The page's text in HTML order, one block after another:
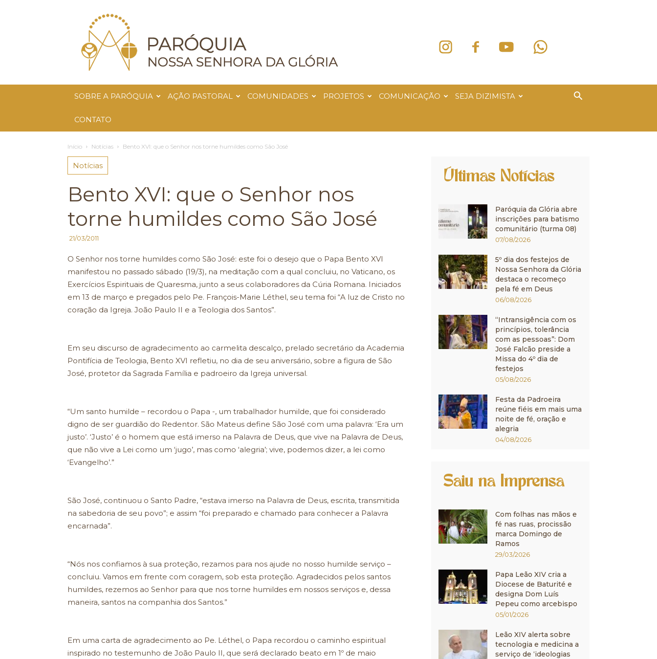
Paróquia
Nossa
Senhora
da
Glória
SOBRE A PARÓQUIA AÇÃO PASTORAL COMUNIDADES PROJETOS COMUNICAÇÃO SEJA DIZIMISTA
CONTATO
Início Notícias Bento XVI: que o Senhor nos torne humildes como São José
Notícias
Bento XVI: que o Senhor nos
torne humildes como São José
21/03/2011
O Senhor nos torne humildes como São José: este foi o desejo que o Papa Bento XVI
manifestou no passado sábado (19/3), na meditação com a qual concluiu, no Vaticano, os
Exercícios Espirituais de Quaresma, junto a seus colaboradores da Cúria Romana. Iniciados
em 13 de março e pregados pelo Pe. François-Marie Léthel, seu tema foi “A luz de Cristo no
coração da Igreja. João Paulo II e a Teologia dos Santos”.
Em seu discurso de agradecimento ao carmelita descalço, prelado secretário da Academia
Pontifícia de Teologia, Bento XVI refletiu, no dia de seu aniversário, sobre a figura de São
José, protetor da Sagrada Família e padroeiro da Igreja universal.
“Um santo humilde – recordou o Papa -, um trabalhador humilde, que foi considerado
digno de ser guardião do Redentor. São Mateus define São José com uma palavra: ‘Era um
justo’. ‘Justo’ é o homem que está imerso na Palavra de Deus, que vive na Palavra de Deus,
que não vive a Lei como um ‘jugo’, mas como ‘alegria’; vive, podemos dizer, a lei como
‘Evangelho’.”
São José, continuou o Santo Padre, “estava imerso na Palavra de Deus, escrita, transmitida
na sabedoria de seu povo”; e assim “foi preparado e chamado para conhecer a Palavra
encarnada”.
“Nós nos confiamos à sua proteção, rezamos para nos ajude no nosso humilde serviço –
concluiu. Vamos em frente com coragem, sob esta proteção. Agradecidos pelos santos
humildes, rezemos ao Senhor para que nos torne humildes em nossos serviços e, dessa
maneira, santos na companhia dos Santos.”
Em uma carta de agradecimento ao Pe. Léthel, o Papa recordou o caminho espiritual
inspirado no testemunho de João Paulo II, que será declarado beato em 1º de maio
Últimas Notícias
Paróquia da Glória abre
inscrições para batismo
comunitário (turma 08)
07/08/2026
5º dia dos festejos de
Nossa Senhora da Glória
destaca o recomeço
pela fé em Deus
06/08/2026
“Intransigência com os
princípios, tolerância
com as pessoas”: Dom
José Falcão preside a
Missa do 4º dia de
festejos
05/08/2026
Festa da Padroeira
reúne fiéis em mais uma
noite de fé, oração e
alegria
04/08/2026
Saiu na Imprensa
Com folhas nas mãos e
fé nas ruas, procissão
marca Domingo de
Ramos
29/03/2026
Papa Leão XIV cria a
Diocese de Baturité e
designa Dom Luís
Pepeu como arcebispo
05/01/2026
Leão XIV alerta sobre
tecnologia e medicina a
serviço de ‘ideologias